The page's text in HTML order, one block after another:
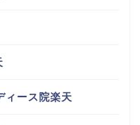
ィース院楽天